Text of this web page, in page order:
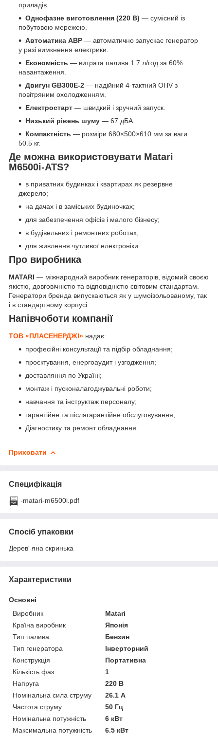
приладів.
Однофазне виготовлення (220 В) — сумісний із
побутовою мережею.
Автоматика АВР — автоматично запускає генератор
у разі вимкнення електрики.
Економність — витрата палива 1.7 л/год за 60%
навантаження.
Двигун GB300E-2 — надійний 4-тактний OHV з
повітряним охолодженням.
Електростарт — швидкий і зручний запуск.
Низький рівень шуму — 67 дБА.
Компактність — розміри 680×500×610 мм за ваги
50.5 кг.
Де можна використовувати Matari
M6500i-ATS?
в приватних будинках і квартирах як резервне
джерело;
на дачах і в заміських будиночках;
для забезпечення офісів і малого бізнесу;
в будівельних і ремонтних роботах;
для живлення чутливої електроніки.
Про виробника
MATARI — міжнародний виробник генераторів, відомий своєю
якістю, довговічністю та відповідністю світовим стандартам.
Генератори бренда випускаються як у шумоізольованому, так
і в стандартному корпусі.
Напівчоботи компанії
ТОВ «ПЛАСЕНЕРДЖІ» надає:
професійні консультації та підбір обладнання;
проєктування, енергоаудит і узгодження;
доставляння по Україні;
монтаж і пусконалагоджувальні роботи;
навчання та інструктаж персоналу;
гарантійне та післягарантійне обслуговування;
Діагностику та ремонт обладнання.
Приховати
Специфікація
-matari-m6500i.pdf
Спосіб упаковки
Дерев' яна скринька
Характеристики
Основні
Виробник
Matari
Країна виробник
Японія
Тип палива
Бензин
Тип генератора
Інверторний
Конструкція
Портативна
Кількість фаз
1
Напруга
220 В
Номінальна сила струму
26.1 А
Частота струму
50 Гц
Номінальна потужність
6 кВт
Максимальна потужність
6.5 кВт